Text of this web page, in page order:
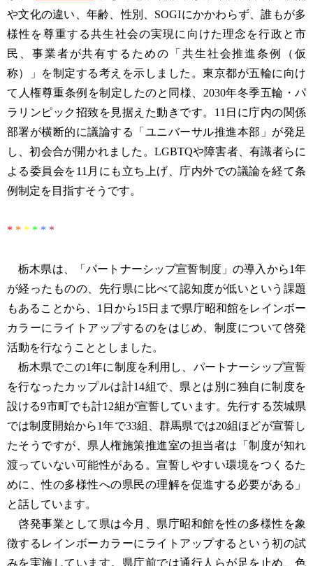
や文化の違い、年齢、性別、SOGIにかかわらず、誰もが多
様性を尊重する共生社会の実現に向けた理念を行政と市
民、事業者が共有するための「共生社会推進条例（仮
称）」を制定する考えを示しました。東京都が五輪に向け
て人権尊重条例を制定したのと同様、2030年冬季五輪・パ
ラリンピック招致を見据えた動きです。11日に庁内の関係
部署が横断的に議論する「ユニバーサル推進本部」が発足
し、初会合が開かれました。LGBTQや障害者、有識者らに
よる委員会を11月にも立ち上げ、庁内外での議論を経て条
例制定を目指すそうです。
* * * * * *
栃木県は、「パートナーシップ宣誓制度」の導入から1年
が経ったものの、先行県に比べて認知度が低いという課題
もあることから、1日から15日まで県庁昭和館をレインボー
カラーにライトアップするのをはじめ、制度について啓発
活動を行なうこととしました。
栃木県でこの1年に制度を利用し、パートナーシップ宣誓
を行なったカップルは計14組で、県とは別に独自に制度を
設ける9市町でも計12組が宣誓しています。先行する茨城県
では制度開始から1年で33組、群馬県では20組ほどが宣誓し
たそうですが、県人権施策推進室の担当者は「制度が知れ
渡っていない可能性がある。宣誓しやすい環境をつくるた
めに、性の多様性への県民の理解を促進する必要がある」
と話しています。
啓発事業として県は今月、県庁昭和館を性の多様性を象
徴するレインボーカラーにライトアップするという初の試
みを実施しています。県庁前では通行人らが足を止め、色